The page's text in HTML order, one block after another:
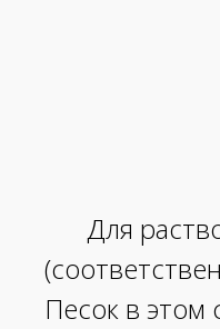
Для
Песок в этом